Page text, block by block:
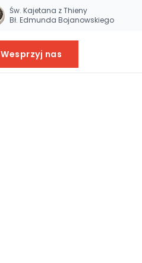
Św. Kajetana z Thieny
Bł. Edmunda Bojanowskiego
Wesprzyj nas